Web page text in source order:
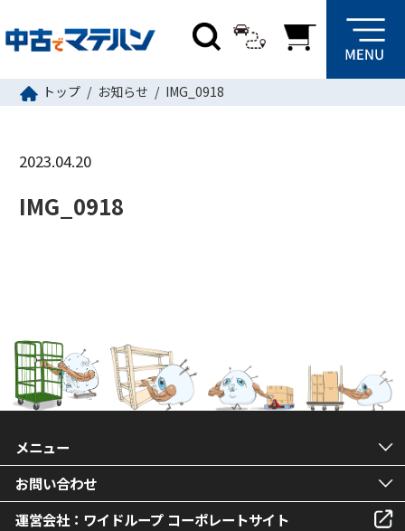
トップ お知らせ IMG_0918
2023.04.20
IMG_0918
メニュー
お問い合わせ
運営会社：ワイドループ コーポレートサイト